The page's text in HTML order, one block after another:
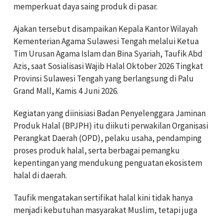
memperkuat daya saing produk di pasar.
Ajakan tersebut disampaikan Kepala Kantor Wilayah
Kementerian Agama Sulawesi Tengah melalui Ketua
Tim Urusan Agama Islam dan Bina Syariah, Taufik Abd
Azis, saat Sosialisasi Wajib Halal Oktober 2026 Tingkat
Provinsi Sulawesi Tengah yang berlangsung di Palu
Grand Mall, Kamis 4 Juni 2026.
Kegiatan yang diinisiasi Badan Penyelenggara Jaminan
Produk Halal (BPJPH) itu diikuti perwakilan Organisasi
Perangkat Daerah (OPD), pelaku usaha, pendamping
proses produk halal, serta berbagai pemangku
kepentingan yang mendukung penguatan ekosistem
halal di daerah.
Taufik mengatakan sertifikat halal kini tidak hanya
menjadi kebutuhan masyarakat Muslim, tetapi juga